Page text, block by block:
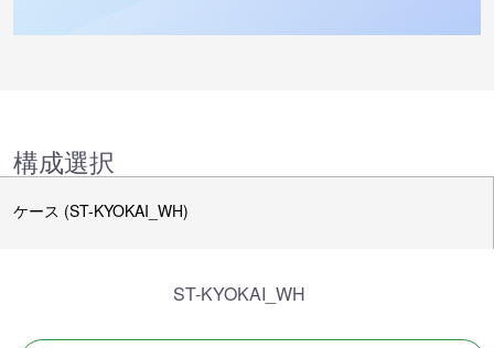
構成選択
ケース (ST-KYOKAI_WH)
ST-KYOKAI_WH